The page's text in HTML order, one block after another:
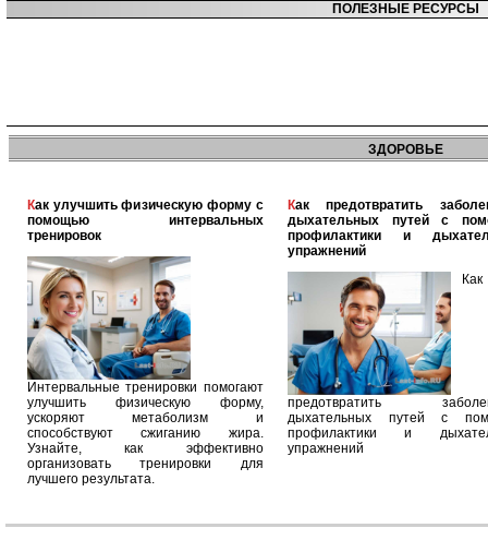
ПОЛЕЗНЫЕ РЕСУРСЫ
ЗДОРОВЬЕ
Как улучшить физическую форму с
помощью интервальных
тренировок
Интервальные тренировки помогают
улучшить физическую форму,
ускоряют метаболизм и
способствуют сжиганию жира.
Узнайте, как эффективно
организовать тренировки для
лучшего результата.
Как предотвратить заболевания
дыхательных путей с
профилактики и
упражнений
Как
предотвратить
дыхательных путей с
профилактики и
упражнений